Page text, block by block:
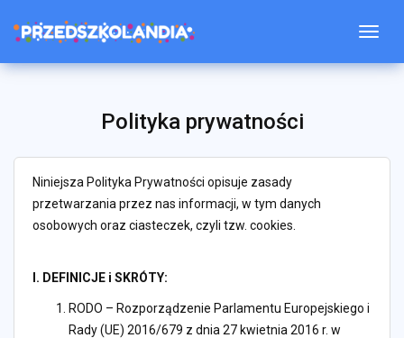
Polityka prywatności
Niniejsza Polityka Prywatności opisuje zasady
przetwarzania przez nas informacji, w tym danych
osobowych oraz ciasteczek, czyli tzw. cookies.
I. DEFINICJE i SKRÓTY:
RODO – Rozporządzenie Parlamentu Europejskiego i
Rady (UE) 2016/679 z dnia 27 kwietnia 2016 r. w